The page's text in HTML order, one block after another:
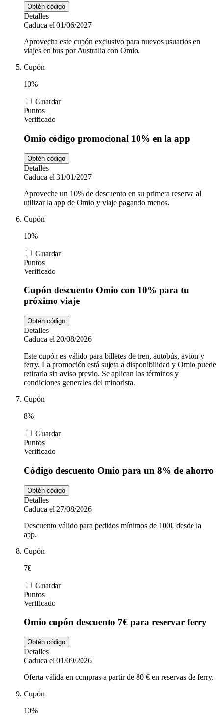
Obtén código
Detalles
Caduca el 01/06/2027
Aprovecha este cupón exclusivo para nuevos usuarios en
viajes en bus por Australia con Omio.
Cupón
10%
Guardar
Puntos
Verificado
Omio código promocional 10% en la app
Obtén código
Detalles
Caduca el 31/01/2027
Aproveche un 10% de descuento en su primera reserva al
utilizar la app de Omio y viaje pagando menos.
Cupón
10%
Guardar
Puntos
Verificado
Cupón descuento Omio con 10% para tu
próximo viaje
Obtén código
Detalles
Caduca el 20/08/2026
Este cupón es válido para billetes de tren, autobús, avión y
ferry. La promoción está sujeta a disponibilidad y Omio puede
retirarla sin aviso previo. Se aplican los términos y
condiciones generales del minorista.
Cupón
8%
Guardar
Puntos
Verificado
Código descuento Omio para un 8% de ahorro
Obtén código
Detalles
Caduca el 27/08/2026
Descuento válido para pedidos mínimos de 100€ desde la
app.
Cupón
7€
Guardar
Puntos
Verificado
Omio cupón descuento 7€ para reservar ferry
Obtén código
Detalles
Caduca el 01/09/2026
Oferta válida en compras a partir de 80 € en reservas de ferry.
Cupón
10%